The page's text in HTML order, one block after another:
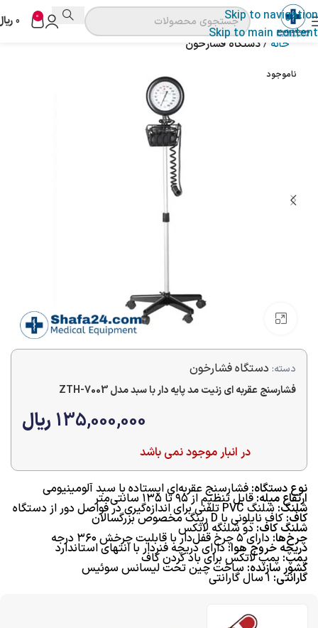
Skip to navigation
Skip to main content
0
0
خانه دستگاه فشارخون
ناموجود
دسته: دستگاه فشارخون
فشارسنج عقربه ای زنیت مد پایه دار با سبد مدل ZTH-7003
135,000,000 ریال
در انبار موجود نمی باشد
نوع دستگاه:فشارسنج عقربه‌ای ایستاده با سبد آلومینیومی
ارتفاع میله: قابل تنظیم از ۹۵ تا ۱۳۵ سانتی‌متر
شلنگ: شلنگ PVC تلفنی برای اندازه‌گیری در فواصل دور از دستگاه
کاف:کاف نایلونی با D رینگ مخصوص بزرگسالان
شلنگ کاف:دو شلنگه لاتکس
چرخ‌ها: دارای ۵ چرخ قفل‌دار با قابلیت چرخش ۳۶۰ درجه
دریچه خروج هوا:دارای دریچه فنردار با انتهای استاندارد
پمپ: پمپ لاتکس برای باد کردن کاف
کشور سازنده: ساخت چین تحت لیسانس سوئیس
گارانتی: ۱ سال گارانتی